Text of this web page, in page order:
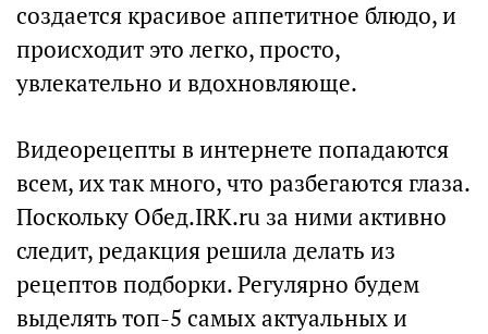
создается красивое аппетитное блюдо, и
происходит это легко, просто,
увлекательно и вдохновляюще.
Видеорецепты в интернете попадаются
всем, их так много, что разбегаются глаза.
Поскольку Обед.IRK.ru за ними активно
следит, редакция решила делать из
рецептов подборки. Регулярно будем
выделять топ-5 самых актуальных и